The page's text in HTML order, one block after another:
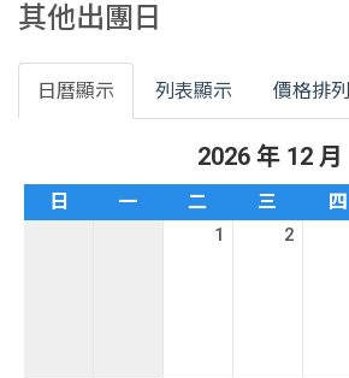
其他出團日
日曆顯示 列表顯示 價格排列
2026 年 12 月
日 一 二 三 四
1 2